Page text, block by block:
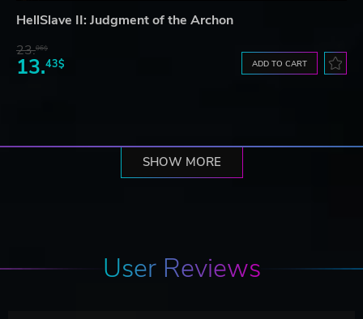
HellSlave II: Judgment of the Archon
23.06$
13.43$ ADD TO CART
SHOW MORE
User Reviews